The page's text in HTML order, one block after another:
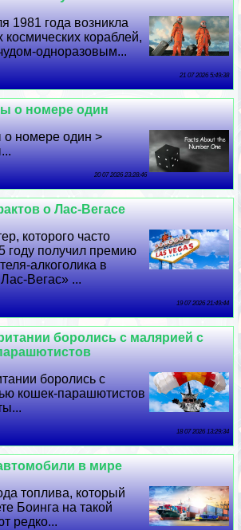
1981 года возникла
кораблей,
одноразовым...
21 07 2026 5:49:38
о номере один
номере один >
20 07 2026 23:28:46
о Лас-Вегасе
которого часто
году получил премию
алкоголика в
Вегас» ...
19 07 2026 21:49:44
боролись с малярией с
боролись с
кошек-парашютистов
18 07 2026 13:29:34
в мире
топлива, который
Боинга на такой
редко...